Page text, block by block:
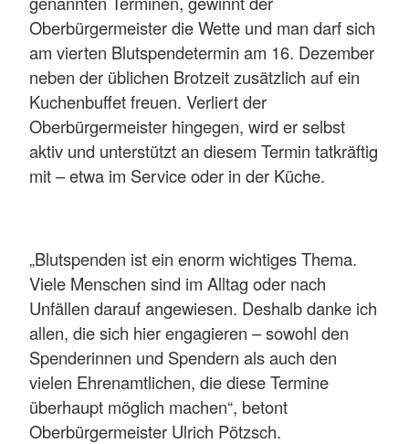
Oberbürgermeister die Wette und man darf sich
am vierten Blutspendetermin am 16. Dezember
neben der üblichen Brotzeit zusätzlich auf ein
Kuchenbuffet freuen. Verliert der
Oberbürgermeister hingegen, wird er selbst
aktiv und unterstützt an diesem Termin tatkräftig
mit – etwa im Service oder in der Küche.
„Blutspenden ist ein enorm wichtiges Thema.
Viele Menschen sind im Alltag oder nach
Unfällen darauf angewiesen. Deshalb danke ich
allen, die sich hier engagieren – sowohl den
Spenderinnen und Spendern als auch den
vielen Ehrenamtlichen, die diese Termine
überhaupt möglich machen“, betont
Oberbürgermeister Ulrich Pötzsch.